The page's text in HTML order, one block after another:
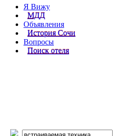
Я Вижу
МДД
Объявления
История Сочи
Вопросы
Поиск отеля